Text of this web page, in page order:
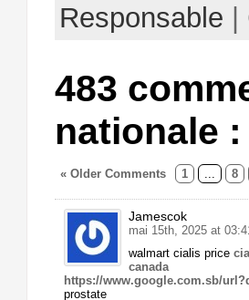
Responsable
483
nationale
« Older Comments 1 ... 8
Jamescok
mai 15th, 2025 at
walmart cialis price
canada
https://www.google.com.sb/
prostate